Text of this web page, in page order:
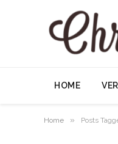
HOME
Home » Posts